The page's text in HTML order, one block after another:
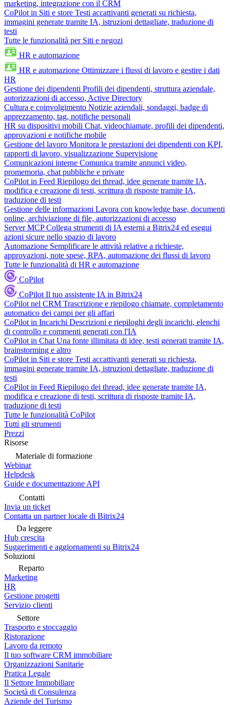
marketing, integrazione con il CRM
CoPilot in Siti e store Testi accattivanti generati su richiesta,
immagini generate tramite IA, istruzioni dettagliate, traduzione di
testi
Tutte le funzionalità per Siti e negozi
HR e automazione
HR e automazione Ottimizzare i flussi di lavoro e gestire i dati
HR
Gestione dei dipendenti Profili dei dipendenti, struttura aziendale,
autorizzazioni di accesso, Active Directory
Cultura e coinvolgimento Notizie aziendali, sondaggi, badge di
apprezzamento, tag, notifiche personali
HR su dispositivi mobili Chat, videochiamate, profili dei dipendenti,
approvazioni e notifiche mobile
Gestione del lavoro Monitora le prestazioni dei dipendenti con KPI,
rapporti di lavoro, visualizzazione Supervisione
Comunicazioni interne Comunica tramite annunci video,
promemoria, chat pubbliche e private
CoPilot in Feed Riepilogo dei thread, idee generate tramite IA,
modifica e creazione di testi, scrittura di risposte tramite IA,
traduzione di testi
Gestione delle informazioni Lavora con knowledge base, documenti
online, archiviazione di file, autorizzazioni di accesso
Server MCP Collega strumenti di IA esterni a Bitrix24 ed esegui
azioni sicure nello spazio di lavoro
Automazione Semplificare le attività relative a richieste,
approvazioni, note spese, RPA, automazione dei flussi di lavoro
Tutte le funzionalità di HR e automazione
CoPilot
CoPilot Il tuo assistente IA in Bitrix24
CoPilot nel CRM Trascrizione e riepilogo chiamate, completamento
automatico dei campi per gli affari
CoPilot in Incarichi Descrizioni e riepiloghi degli incarichi, elenchi
di controllo e commenti generati con l'IA
CoPilot in Chat Una fonte illimitata di idee, testi generati tramite IA,
brainstorming e altro
CoPilot in Siti e store Testi accattivanti generati su richiesta,
immagini generate tramite IA, istruzioni dettagliate, traduzione di
testi
CoPilot in Feed Riepilogo dei thread, idee generate tramite IA,
modifica e creazione di testi, scrittura di risposte tramite IA,
traduzione di testi
Tutte le funzionalità CoPilot
Tutti gli strumenti
Prezzi
Risorse
Materiale di formazione
Webinar
Helpdesk
Guide e documentazione API
Contatti
Invia un ticket
Contatta un partner locale di Bitrix24
Da leggere
Hub crescita
Suggerimenti e aggiornamenti su Bitrix24
Soluzioni
Reparto
Marketing
HR
Gestione progetti
Servizio clienti
Settore
Trasporto e stoccaggio
Ristorazione
Lavoro da remoto
Il tuo software CRM immobiliare
Organizzazioni Sanitarie
Pratica Legale
Il Settore Immobiliare
Società di Consulenza
Aziende del Turismo